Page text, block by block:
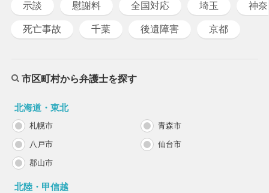
示談 慰謝料 全国対応 埼玉 神
死亡事故 千葉 後遺障害 京都
市区町村から弁護士を探す
北海道・東北
札幌市 青森市
八戸市 仙台市
郡山市
北陸・甲信越